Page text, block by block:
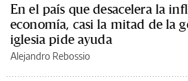
En el país que desacelera la
economía, casi la mitad de la
iglesia pide ayuda
Alejandro Rebossio